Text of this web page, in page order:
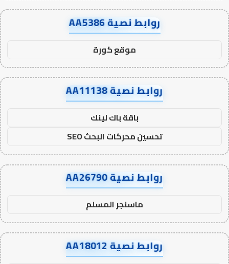
روابط نصية AA5386
موقع كورة
روابط نصية AA11138
باقة باك لينك
تحسين محركات البحث SEO
روابط نصية AA26790
ماسنجر المسلم
روابط نصية AA18012